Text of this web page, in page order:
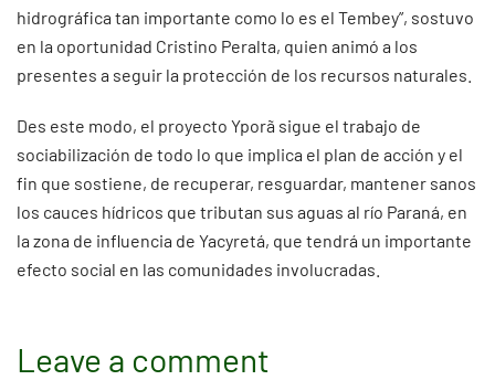
hidrográfica tan importante como lo es el Tembey”, sostuvo
en la oportunidad Cristino Peralta, quien animó a los
presentes a seguir la protección de los recursos naturales.
Des este modo, el proyecto Yporã sigue el trabajo de
sociabilización de todo lo que implica el plan de acción y el
fin que sostiene, de recuperar, resguardar, mantener sanos
los cauces hídricos que tributan sus aguas al río Paraná, en
la zona de influencia de Yacyretá, que tendrá un importante
efecto social en las comunidades involucradas.
Leave a comment